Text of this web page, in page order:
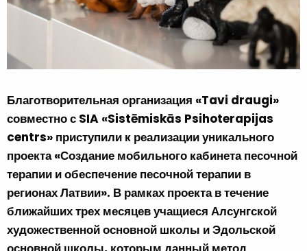
Благотворительная организация «Tavi draugi»
совместно с SIA «Sistēmiskās Psihoterapijas
centrs» приступили к реализации уникального
проекта «Создание мобильного кабинета песочной
терапии и обеспечение песочной терапии в
регионах Латвии». В рамках проекта в течение
ближайших трех месяцев учащиеся Алсунгской
художественной основной школы и Эдольской